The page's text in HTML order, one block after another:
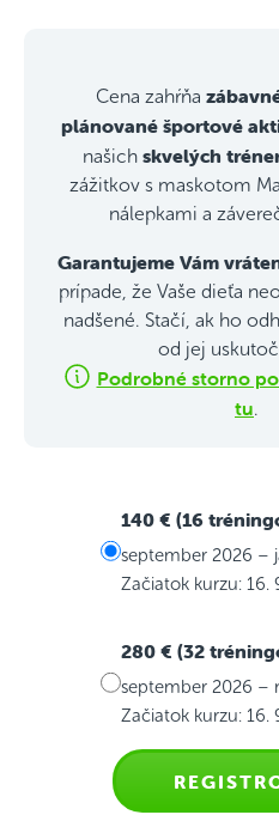
Cena zahŕňa
plánované športové
našich skvelých
zážitkov s maskotom
nálepkami a
Garantujeme Vám
prípade, že Vaše dieťa
nadšené. Stačí, ak ho
od jej
Podrobné storno
tu.
140 € (16
september 2026 –
Začiatok kurzu: 16.
280 € (32
september 2026 –
Začiatok kurzu: 16.